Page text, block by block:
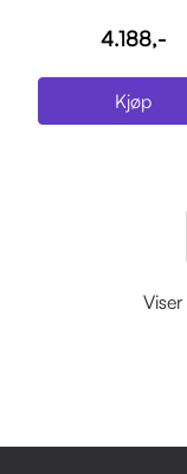
4.188,-
Kjøp
Viser